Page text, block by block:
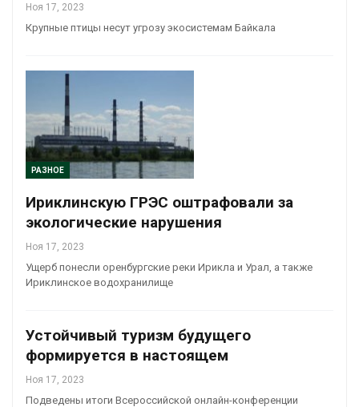
Ноя 17, 2023
Крупные птицы несут угрозу экосистемам Байкала
РАЗНОЕ
Ириклинскую ГРЭС оштрафовали за
экологические нарушения
Ноя 17, 2023
Ущерб понесли оренбургские реки Ирикла и Урал, а также
Ириклинское водохранилище
Устойчивый туризм будущего
формируется в настоящем
Ноя 17, 2023
Подведены итоги Всероссийской онлайн-конференции